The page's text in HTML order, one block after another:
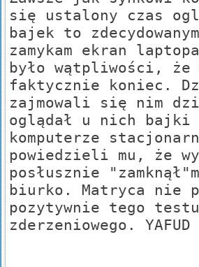
się ustalony czas
bajek to
zamykam ekran
było wątpliwości,
faktycznie koniec.
zajmowali się nim
oglądał u nich bajki
komputerze
powiedzieli mu, że
posłusznie
biurko. Matryca nie
pozytywnie tego testu
zderzeniowego. YAFUD